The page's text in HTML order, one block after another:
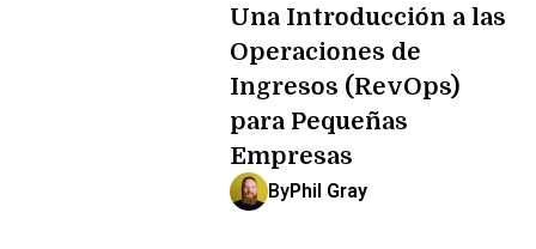
Una Introducción a las
Operaciones de
Ingresos (RevOps)
para Pequeñas
Empresas
ByPhil Gray